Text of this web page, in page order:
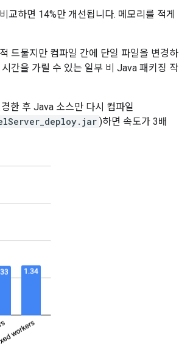
교하면 14%만 개선됩니다. 메모리를 적게
드물지만 컴파일 간에 단일 파일을 변경하
간을 가릴 수 있는 일부 비 Java 패키징 작
한 후 Java 소스만 다시 컴파일
)하면 속도가 3배